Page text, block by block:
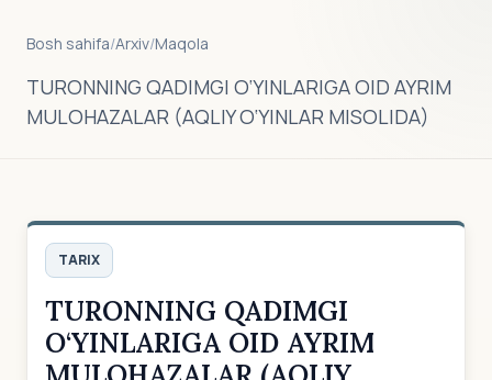
Bosh sahifa/Arxiv/Maqola
TURONNING QADIMGI O‘YINLARIGA OID AYRIM
MULOHAZALAR (AQLIY O‘YINLAR MISOLIDA)
TARIX
TURONNING QADIMGI
O‘YINLARIGA OID AYRIM